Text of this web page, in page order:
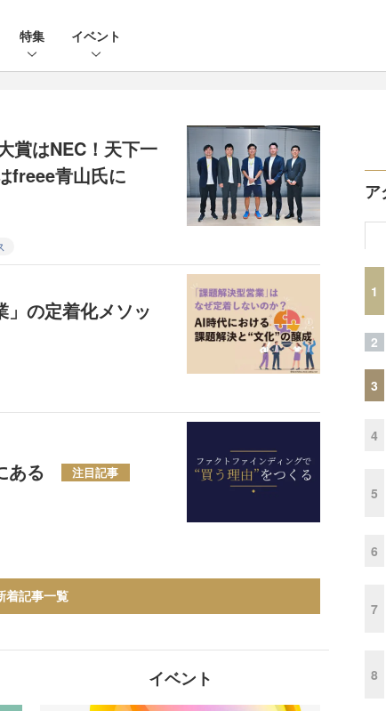
特集 イベント
賞はNEC！天下一
freee青山氏に
の定着化メソッ
ある 注目記事
着記事一覧
イベント
ア
1
2
3
4
5
6
7
8